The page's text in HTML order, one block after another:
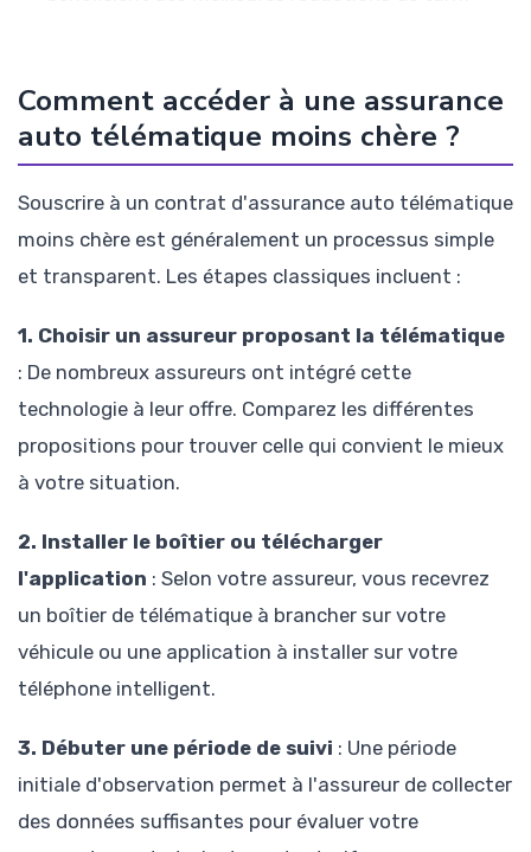
Comment accéder à une assurance
auto télématique moins chère ?
Souscrire à un contrat d'assurance auto télématique
moins chère est généralement un processus simple
et transparent. Les étapes classiques incluent :
1. Choisir un assureur proposant la télématique
: De nombreux assureurs ont intégré cette
technologie à leur offre. Comparez les différentes
propositions pour trouver celle qui convient le mieux
à votre situation.
2. Installer le boîtier ou télécharger
l'application : Selon votre assureur, vous recevrez
un boîtier de télématique à brancher sur votre
véhicule ou une application à installer sur votre
téléphone intelligent.
3. Débuter une période de suivi : Une période
initiale d'observation permet à l'assureur de collecter
des données suffisantes pour évaluer votre